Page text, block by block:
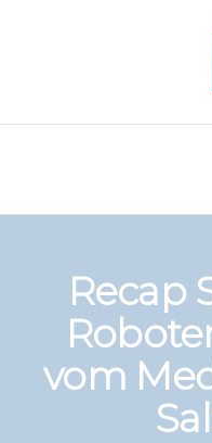
Recap
vom